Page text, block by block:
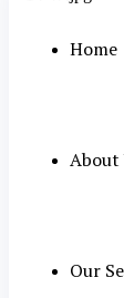
Home
About
Our